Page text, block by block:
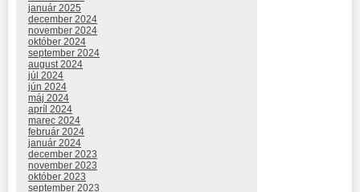
január 2025
december 2024
november 2024
október 2024
september 2024
august 2024
júl 2024
jún 2024
máj 2024
apríl 2024
marec 2024
február 2024
január 2024
december 2023
november 2023
október 2023
september 2023